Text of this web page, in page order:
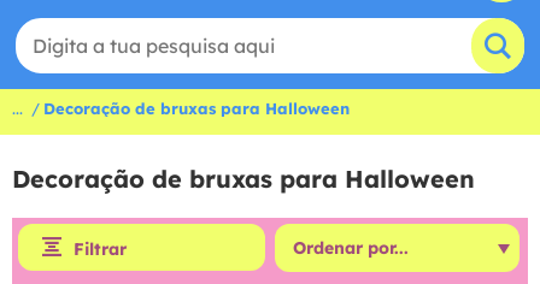
... Decoração de bruxas para Halloween
Decoração de bruxas para Halloween
Filtrar